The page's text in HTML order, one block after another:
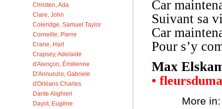
Christen, Ada
Clare, John
Coleridge, Samuel Taylor
Corneille, Pierre
Crane, Hart
Crapsey, Adelaide
d'Alençon, Émilienne
D'Annunzio, Gabriele
d'Orléans Charles
Dante Alighieri
Dayot, Eugène
Car
Suivant sa
Car
Pour s’y
Max
•
More